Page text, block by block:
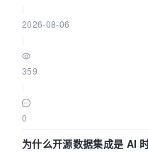
2026-08-06
359
0
为什么开源数据集成是 AI